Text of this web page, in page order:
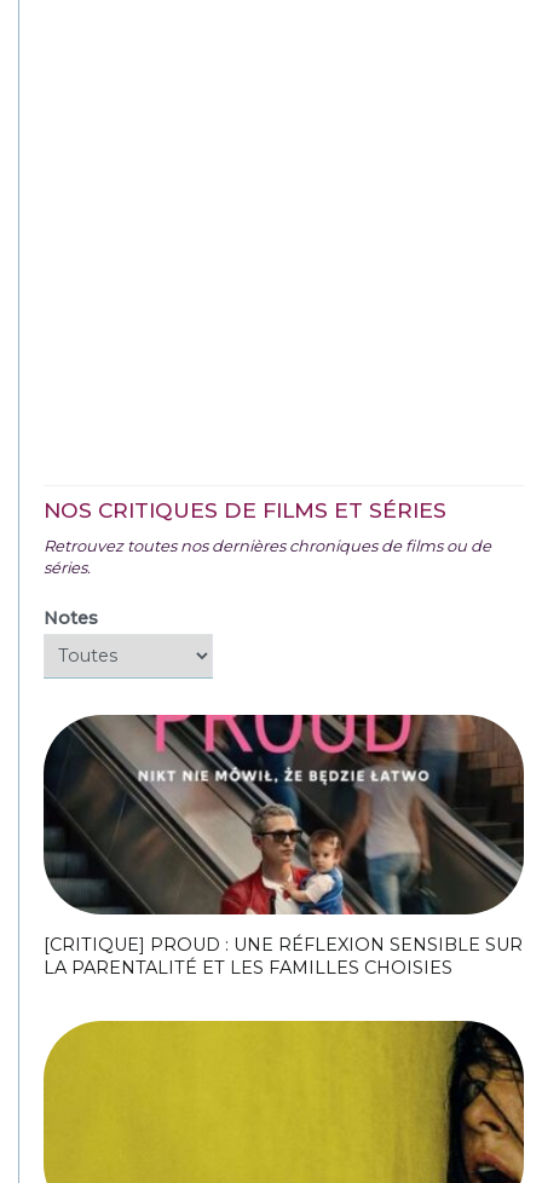
NOS CRITIQUES DE FILMS ET SÉRIES
Retrouvez toutes nos dernières chroniques de films ou de
séries.
Notes
[CRITIQUE] PROUD : UNE RÉFLEXION SENSIBLE SUR
LA PARENTALITÉ ET LES FAMILLES CHOISIES